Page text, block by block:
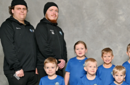
Previous